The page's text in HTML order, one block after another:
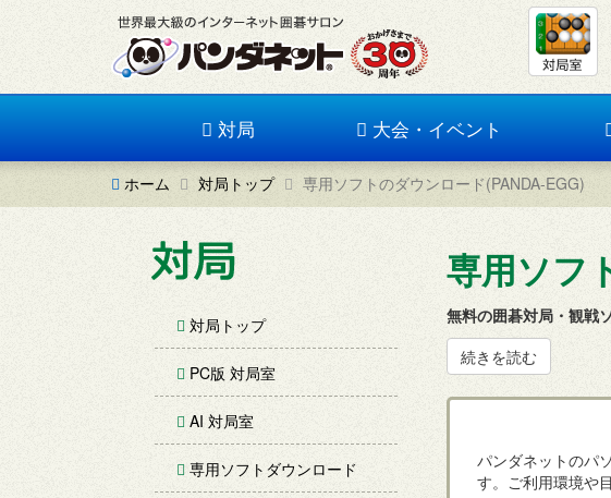
対局 大会・イベント
ホーム 対局トップ 専用ソフトのダウンロード(PANDA-EGG)
対局トップ
PC版 対局室
AI 対局室
専用ソフトダウンロード
専用ソフ
無料の囲碁対局・観戦
続きを読む
パンダネットのパ
す。ご利用環境や